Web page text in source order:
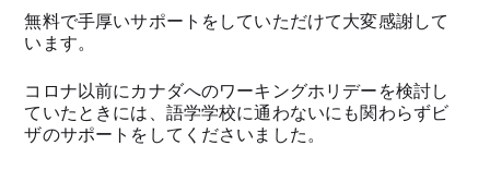
無料で手厚いサポートをしていただけて大変感謝して
います。
コロナ以前にカナダへのワーキングホリデーを検討し
ていたときには、語学学校に通わないにも関わらずビ
ザのサポートをしてくださいました。